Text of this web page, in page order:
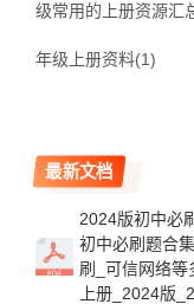
级常用的上册资源汇
年级上册资料(1)
最新文档
2024版初中必
初中必刷题合
刷_可信网络
上册_2024版